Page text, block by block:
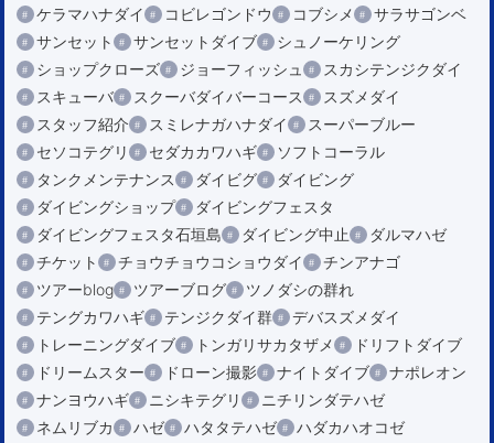
ケラマハナダイ
コビレゴンドウ コブシメ
サラサゴンベ
サンセット
サンセットダイブ
シュノーケリング
ショップクローズ
ジョーフィッシュ
スカシテンジクダイ
スキューバ
スクーバダイバーコース
スズメダイ
スタッフ紹介
スミレナガハナダイ
スーパーブルー
セソコテグリ
セダカカワハギ
ソフトコーラル
タンクメンテナンス
ダイビグ
ダイビング
ダイビングショップ
ダイビングフェスタ
ダイビングフェスタ石垣島
ダイビング中止
ダルマハゼ
チケット
チョウチョウコショウダイ
チンアナゴ
ツアーblog
ツアーブログ
ツノダシの群れ
テングカワハギ
テンジクダイ群
デバスズメダイ
トレーニングダイブ
トンガリサカタザメ
ドリフトダイブ
ドリームスター
ドローン撮影 ナイトダイブ
ナポレオン
ナンヨウハギ
ニシキテグリ
ニチリンダテハゼ
ネムリブカ
ハゼ ハタタテハゼ
ハダカハオコゼ